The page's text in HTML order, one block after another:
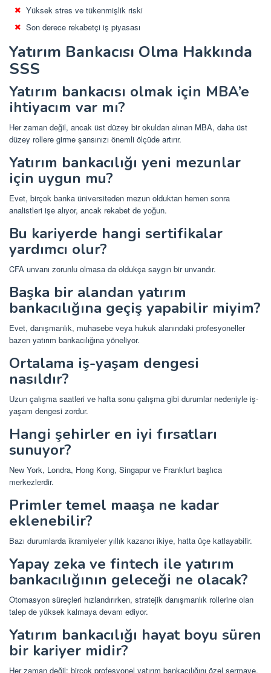
Yüksek stres ve tükenmişlik riski
Son derece rekabetçi iş piyasası
Yatırım Bankacısı Olma Hakkında
SSS
Yatırım bankacısı olmak için MBA’e
ihtiyacım var mı?
Her zaman değil, ancak üst düzey bir okuldan alınan MBA, daha üst
düzey rollere girme şansınızı önemli ölçüde artırır.
Yatırım bankacılığı yeni mezunlar
için uygun mu?
Evet, birçok banka üniversiteden mezun olduktan hemen sonra
analistleri işe alıyor, ancak rekabet de yoğun.
Bu kariyerde hangi sertifikalar
yardımcı olur?
CFA unvanı zorunlu olmasa da oldukça saygın bir unvandır.
Başka bir alandan yatırım
bankacılığına geçiş yapabilir miyim?
Evet, danışmanlık, muhasebe veya hukuk alanındaki profesyoneller
bazen yatırım bankacılığına yöneliyor.
Ortalama iş-yaşam dengesi
nasıldır?
Uzun çalışma saatleri ve hafta sonu çalışma gibi durumlar nedeniyle iş-
yaşam dengesi zordur.
Hangi şehirler en iyi fırsatları
sunuyor?
New York, Londra, Hong Kong, Singapur ve Frankfurt başlıca
merkezlerdir.
Primler temel maaşa ne kadar
eklenebilir?
Bazı durumlarda ikramiyeler yıllık kazancı ikiye, hatta üçe katlayabilir.
Yapay zeka ve fintech ile yatırım
bankacılığının geleceği ne olacak?
Otomasyon süreçleri hızlandırırken, stratejik danışmanlık rollerine olan
talep de yüksek kalmaya devam ediyor.
Yatırım bankacılığı hayat boyu süren
bir kariyer midir?
Her zaman değil; birçok profesyonel yatırım bankacılığını özel sermaye,